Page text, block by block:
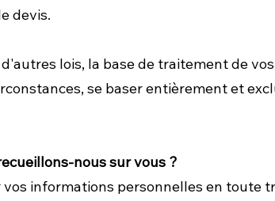
devis.
lois, la base de traitement de
se baser entièrement et
nous sur vous ?
informations personnelles en toute